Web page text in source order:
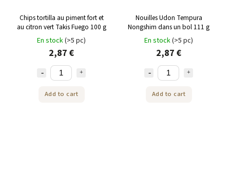
Chips tortilla au piment fort et
au citron vert Takis Fuego 100 g
En stock(>5 pc)
2,87 €
Add to cart
Nouilles Udon Tempura
Nongshim dans un bol 111 g
En stock(>5 pc)
2,87 €
Add to cart